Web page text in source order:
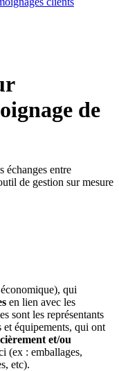
de
échanges entre
de gestion sur mesure
qui
en lien avec les
sont les représentants
et équipements, qui ont
et/ou
(ex : emballages,
etc).